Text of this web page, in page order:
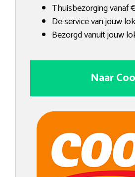
Thuisbezorging vanaf
De service van jouw
Bezorgd vanuit jouw
Naar